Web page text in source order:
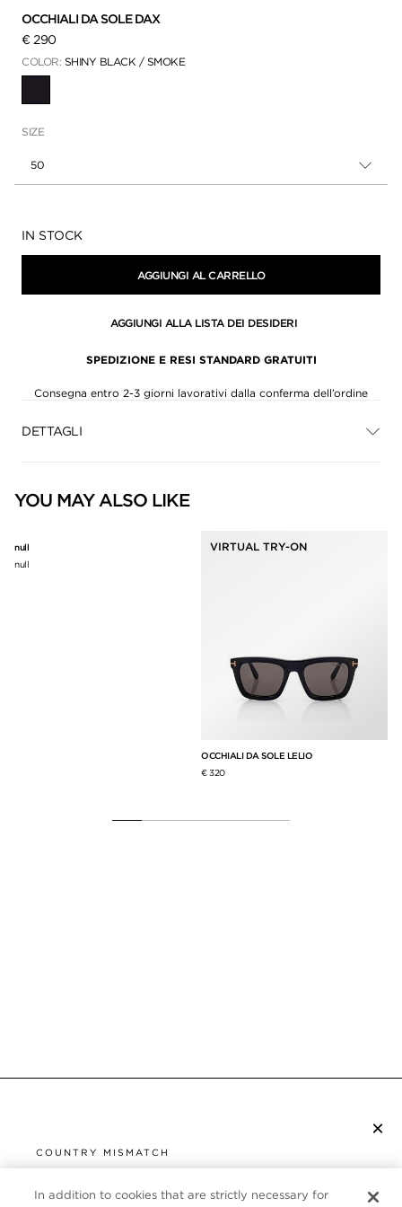
OCCHIALI DA SOLE DAX
€ 290
COLOR: SHINY BLACK / SMOKE
SIZE
50
Disponibilità:
IN STOCK
AGGIUNGI AL CARRELLO
AGGIUNGI ALLA LISTA DEI DESIDERI
SPEDIZIONE E RESI STANDARD GRATUITI
Consegna entro 2-3 giorni lavorativi dalla conferma dell’ordine
DETTAGLI
YOU MAY ALSO LIKE
null
null
VIRTUAL TRY-ON
OCCHIALI DA SOLE LELIO
€ 320
×
COUNTRY MISMATCH
UNITED STATES
SERVIZIO CLIENTI
In addition to cookies that are strictly necessary for